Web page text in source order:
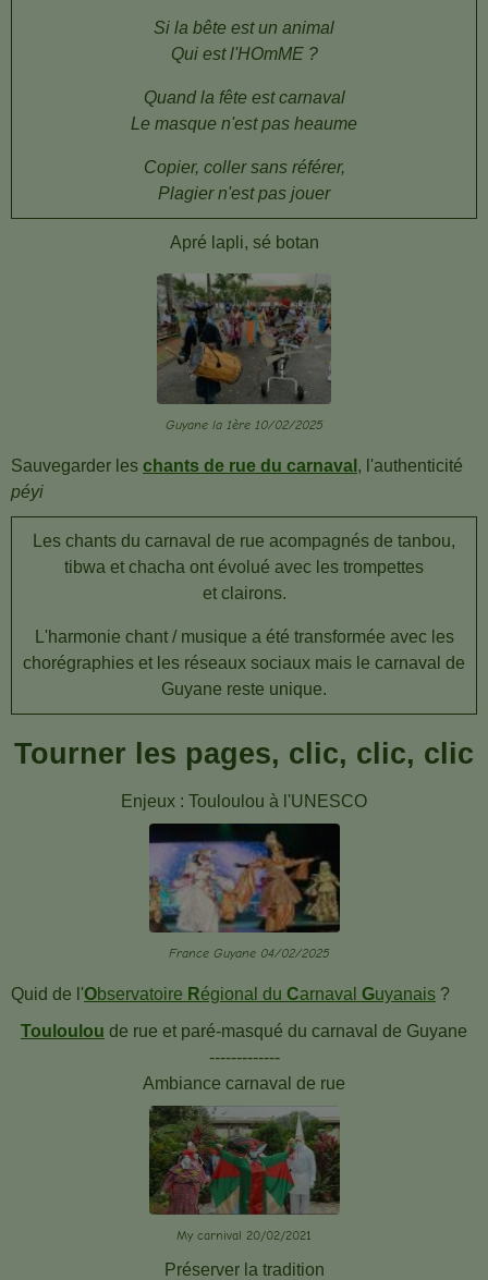
Si la bête est un animal
Qui est l'HOmME ?
Quand la fête est carnaval
Le masque n'est pas heaume
Copier, coller sans référer,
Plagier n'est pas jouer
Apré lapli, sé botan
Guyane la 1ère 10/02/2025
Sauvegarder les chants de rue du carnaval , l'authenticité
péyi
Les chants du carnaval de rue acompagnés de tanbou,
tibwa et chacha ont évolué avec les trompettes
et clairons.
L'harmonie chant / musique a été transformée avec les
chorégraphies et les réseaux sociaux mais le carnaval de
Guyane reste unique.
Tourner les pages, clic, clic, clic
Enjeux : Touloulou à l'UNESCO
France Guyane 04/02/2025
Quid de l'Observatoire Régional du Carnaval Guyanais ?
Touloulou de rue et paré-masqué du carnaval de Guyane
-------------
Ambiance carnaval de rue
My carnival 20/02/2021
Préserver la tradition